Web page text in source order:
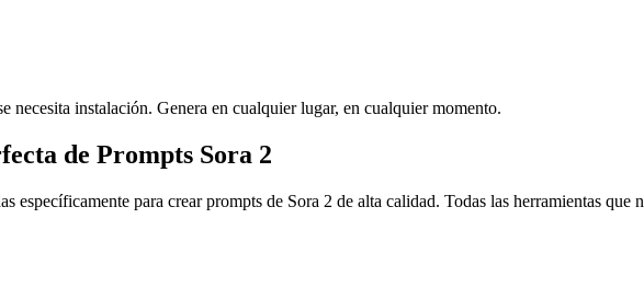
instalación. Genera en cualquier lugar, en cualquier momento.
de Prompts Sora 2
específicamente para crear prompts de Sora 2 de alta calidad. Todas las herramientas que